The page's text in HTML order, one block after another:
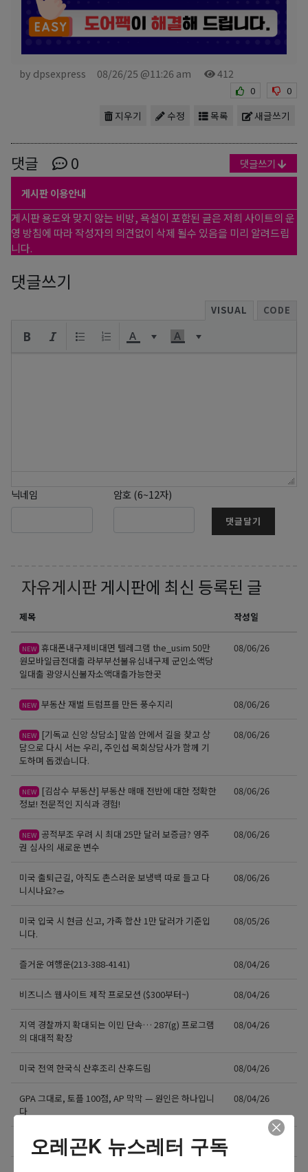
by dpsexpress 08/26/25 @11:26 am 412
0 0
새글쓰기
목록
수정
지우기
댓글 0 댓글쓰기
게시판 이용안내
게시판 용도와 맞지 않는 비방, 욕설이 포함된 글은 저희 사이트의 운
영 방침에 따라 작성자의 의견없이 삭제 될수 있음을 미리 알려드립
니다.
댓글쓰기
VISUAL CODE
닉네임 암호 (6~12자)
댓글달기
자유게시판 게시판에 최신 등록된 글
제목 작성일
NEW 휴대폰내구제비대면 텔레그램 the_usim 50만
원모바일급전대출 라부부선불유심내구제 군인소액당
일대출 광양시신불자소액대출가능한곳
08/06/26
NEW 부동산 재벌 트럼프를 만든 풍수지리 08/06/26
NEW
[기독교 신앙 상담소] 말씀 안에서 길을 찾고 상
담으로 다시 서는 우리, 주인섭 목회상담사가 함께 기
도하며 돕겠습니다.
08/06/26
NEW
[김삼수 부동산] 부동산 매매 전반에 대한 정확한
정보! 전문적인 지식과 경험!
08/06/26
NEW 공적부조 우려 시 최대 25만 달러 보증금? 영주
권 심사의 새로운 변수
08/06/26
미국 출퇴근길, 아직도 촌스러운 보냉백 따로 들고 다
니시나요?🥗
08/06/26
미국 입국 시 현금 신고, 가족 합산 1만 달러가 기준입
니다.
08/05/26
즐거운 여행운(213-388-4141) 08/04/26
비즈니스 웹사이트 제작 프로모션 ($300부터~) 08/04/26
지역 경찰까지 확대되는 이민 단속… 287(g) 프로그램
의 대대적 확장
08/04/26
미국 전역 한국식 산후조리 산후드림 08/04/26
GPA 그대로, 토플 100점, AP 막막 — 원인은 하나입니
다
08/04/26
비즈니스 웹사이트 제작 프로모션 ($300부터~)
오레곤K 뉴스레터 구독